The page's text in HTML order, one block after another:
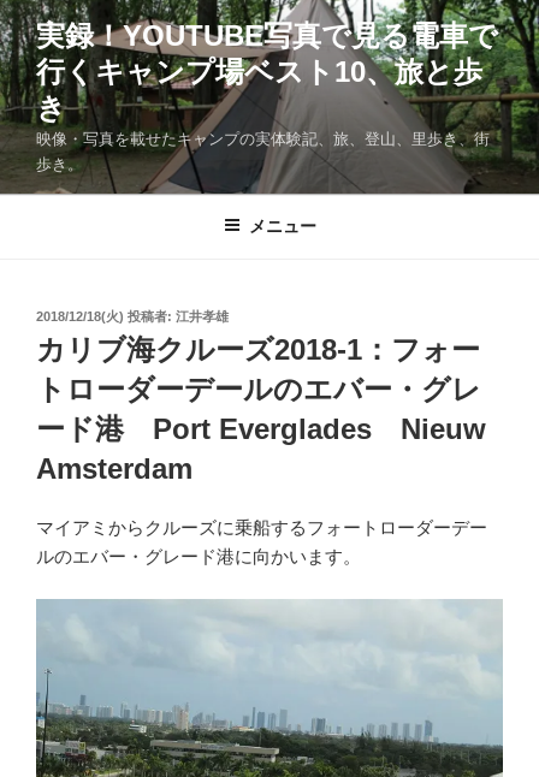
コ
ン
テ
ン
ツ
へ
ス
実録！YOUTUBE写真で見る電車で
行くキャンプ場ベスト10、旅と歩
き
映像・写真を載せたキャンプの実体験記、旅、登山、里歩き、街
歩き。
メニュー
投
日:
2018/12/18(火) 投稿者: 江井孝雄
カリブ海クルーズ2018-1：フォー
トローダーデールのエバー・グレ
ード港 Port Everglades Nieuw
Amsterdam
マイアミからクルーズに乗船するフォートローダーデー
ルのエバー・グレード港に向かいます。